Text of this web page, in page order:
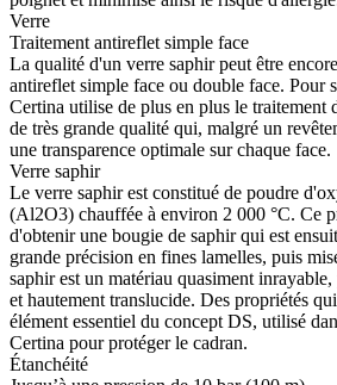
Verre
Traitement antireflet simple face
La qualité d'un verre saphir peut être
antireflet simple face ou double face. Pour
Certina utilise de plus en plus le traitement
de très grande qualité qui, malgré un
une transparence optimale sur chaque face.
Verre saphir
Le verre saphir est constitué de poudre
(Al2O3) chauffée à environ 2 000 °C. Ce
d'obtenir une bougie de saphir qui est
grande précision en fines lamelles, puis
saphir est un matériau quasiment
et hautement translucide. Des propriétés
élément essentiel du concept DS, utilisé
Certina pour protéger le cadran.
Étanchéité